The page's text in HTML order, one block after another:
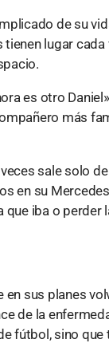
de su
lugar
es otro
más
sale solo
en su
iba o perder
sus planes
de la
fútbol, sino